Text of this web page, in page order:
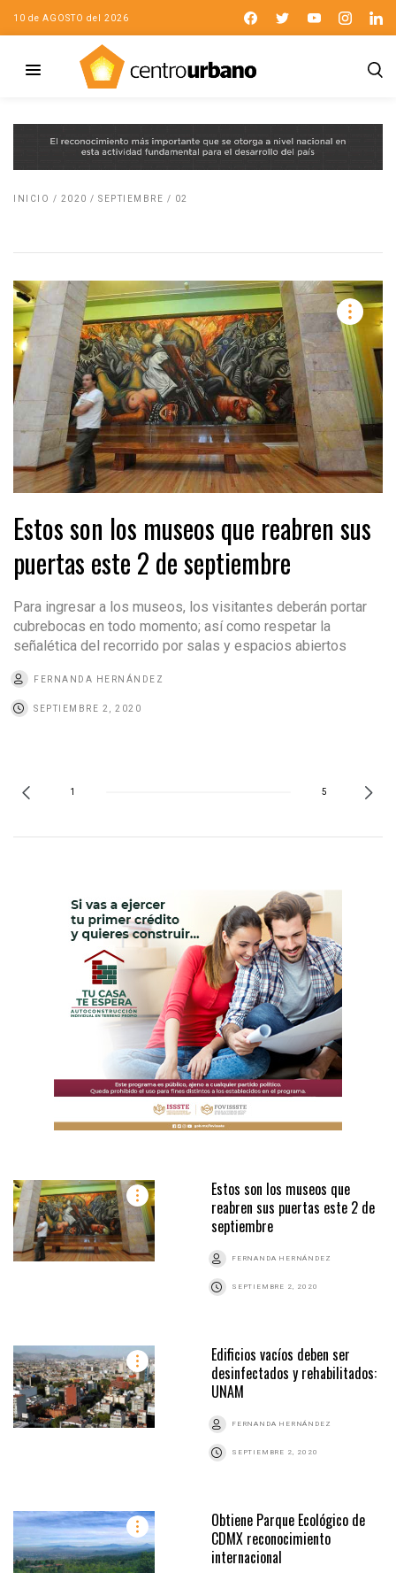
10 de AGOSTO del 2026
INICIO / 2020 / SEPTIEMBRE / 02
Estos son los museos que reabren sus
puertas este 2 de septiembre
Para ingresar a los museos, los visitantes deberán portar
cubrebocas en todo momento; así como respetar la
señalética del recorrido por salas y espacios abiertos
FERNANDA HERNÁNDEZ
SEPTIEMBRE 2, 2020
1 5
Estos son los museos que
reabren sus puertas este 2 de
septiembre
FERNANDA HERNÁNDEZ
SEPTIEMBRE 2, 2020
Edificios vacíos deben ser
desinfectados y rehabilitados:
UNAM
FERNANDA HERNÁNDEZ
SEPTIEMBRE 2, 2020
Obtiene Parque Ecológico de
CDMX reconocimiento
internacional